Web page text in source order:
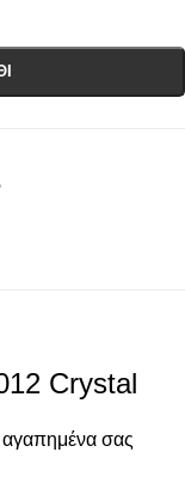
Crystal
αγαπημένα σας